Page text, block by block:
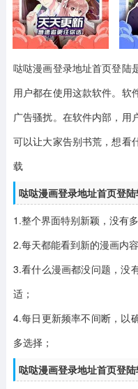
哒哒漫画登录地址首页登陆
用户都在使用这款软件。软
广告骚扰。在软件内部，用
可以让大家告别书荒，想看
载
哒哒漫画登录地址首页登
1.整个界面特别新颖，没有
2.每天都能看到新的漫画内
3.看什么漫画都没问题，没
适；
4.每日更新频率不间断，以
多选择；
哒哒漫画登录地址首页登